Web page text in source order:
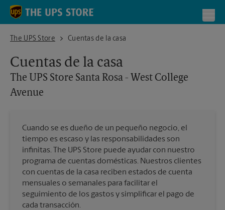
Skip to content
Return to Nav
The UPS Store
The UPS Store Santa Rosa - West College Avenue
Cuentas de la casa
Cuentas de la casa
The UPS Store Santa Rosa - West College
Avenue
Cuando se es dueño de un pequeño negocio, el
tiempo es escaso y las responsabilidades son
infinitas. The UPS Store puede ayudar con nuestro
programa de cuentas domésticas. Nuestros clientes
con cuentas de la casa reciben estados de cuenta
mensuales o semanales para facilitar el
seguimiento de los gastos y simplificar el pago de
cada transacción.